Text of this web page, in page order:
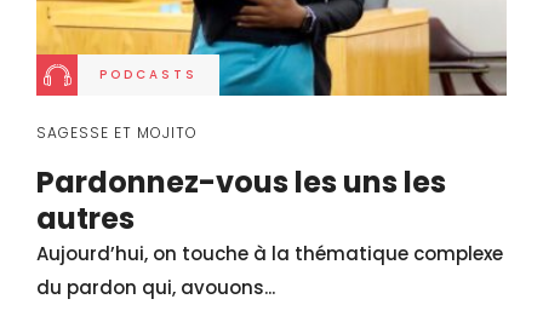
PODCASTS
SAGESSE ET MOJITO
Pardonnez-vous les uns les
autres
Aujourd’hui, on touche à la thématique complexe
du pardon qui, avouons...